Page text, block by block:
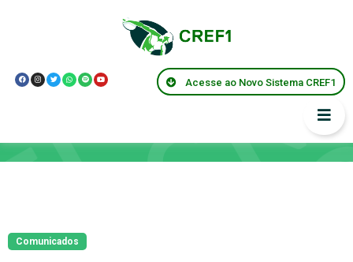
Acesse ao Novo Sistema CREF1
Comunicados